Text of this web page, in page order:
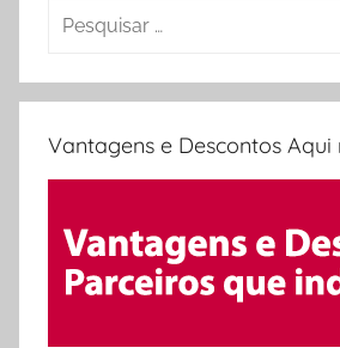
Pesquisar
Vantagens e Descontos Aqui